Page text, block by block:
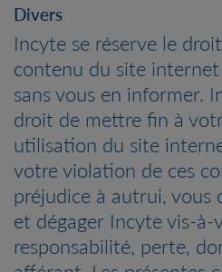
Divers
Incyte se réserve le
contenu du site
sans vous en informer.
droit de mettre fin à
utilisation du site
votre violation de ces
préjudice à autrui, vous
et dégager Incyte vis-
responsabilité, perte,